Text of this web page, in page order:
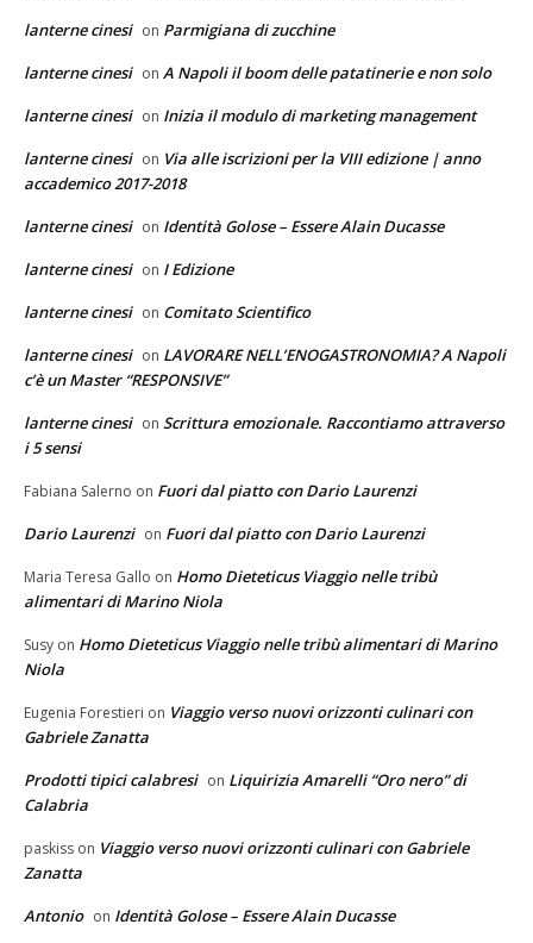
lanterne cinesi on Parmigiana di zucchine
lanterne cinesi on A Napoli il boom delle patatinerie e non solo
lanterne cinesi on Inizia il modulo di marketing management
lanterne cinesi on Via alle iscrizioni per la VIII edizione | anno
accademico 2017-2018
lanterne cinesi on Identità Golose – Essere Alain Ducasse
lanterne cinesi on I Edizione
lanterne cinesi on Comitato Scientifico
lanterne cinesi on LAVORARE NELL’ENOGASTRONOMIA? A Napoli
c’è un Master “RESPONSIVE”
lanterne cinesi on Scrittura emozionale. Raccontiamo attraverso
i 5 sensi
Fabiana Salerno on Fuori dal piatto con Dario Laurenzi
Dario Laurenzi on Fuori dal piatto con Dario Laurenzi
Maria Teresa Gallo on Homo Dieteticus Viaggio nelle tribù
alimentari di Marino Niola
Susy on Homo Dieteticus Viaggio nelle tribù alimentari di Marino
Niola
Eugenia Forestieri on Viaggio verso nuovi orizzonti culinari con
Gabriele Zanatta
Prodotti tipici calabresi on Liquirizia Amarelli “Oro nero” di
Calabria
paskiss on Viaggio verso nuovi orizzonti culinari con Gabriele
Zanatta
Antonio on Identità Golose – Essere Alain Ducasse